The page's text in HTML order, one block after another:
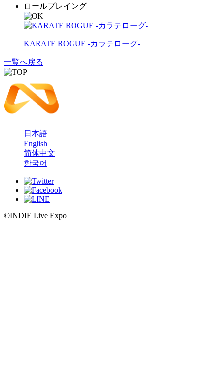
ロールプレイング
KARATE ROGUE -カラテローグ-
一覧へ戻る
日本語
English
简体中文
한국어
©INDIE Live Expo